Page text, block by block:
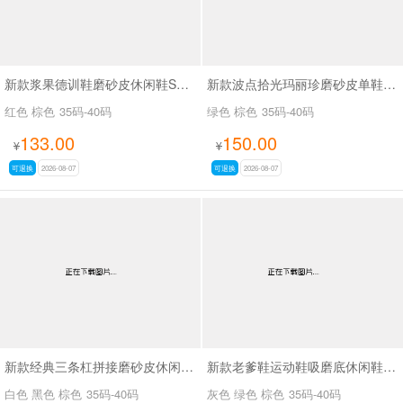
新款浆果德训鞋磨砂皮休闲鞋SA3706
红色 棕色 35码-40码
¥133.00
可退换 2026-08-07
新款波点拾光玛丽珍磨砂皮单鞋SA3066-3
绿色 棕色 35码-40码
¥150.00
可退换 2026-08-07
新款经典三条杠拼接磨砂皮休闲鞋SA2777
白色 黑色 棕色 35码-40码
新款老爹鞋运动鞋吸磨底休闲鞋SA26776
灰色 绿色 棕色 35码-40码